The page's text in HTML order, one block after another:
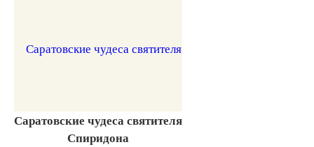
Саратовские чудеса святителя
Спиридона